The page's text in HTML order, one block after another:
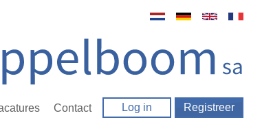
Contact Log in Registreer